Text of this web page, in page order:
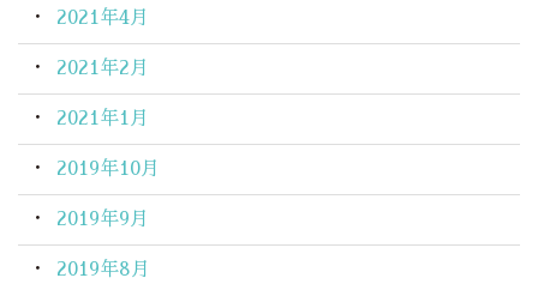
2021年4月
2021年2月
2021年1月
2019年10月
2019年9月
2019年8月